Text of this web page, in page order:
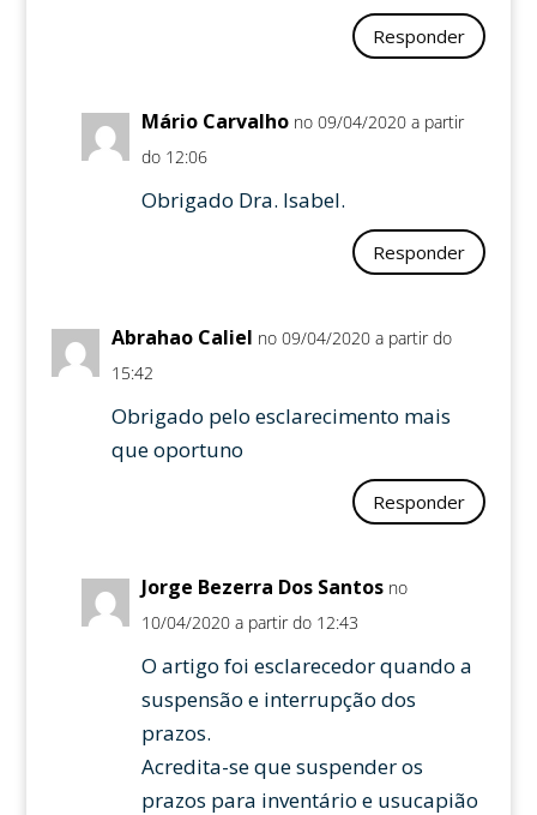
Responder
Mário Carvalho no 09/04/2020 a partir
do 12:06
Obrigado Dra. Isabel.
Responder
Abrahao Caliel no 09/04/2020 a partir do
15:42
Obrigado pelo esclarecimento mais
que oportuno
Responder
Jorge Bezerra Dos Santos no
10/04/2020 a partir do 12:43
O artigo foi esclarecedor quando a
suspensão e interrupção dos
prazos.
Acredita-se que suspender os
prazos para inventário e usucapião